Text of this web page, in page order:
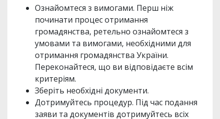
Ознайомтеся з вимогами. Перш ніж
починати процес отримання
громадянства, ретельно ознайомтеся з
умовами та вимогами, необхідними для
отримання громадянства України.
Переконайтеся, що ви відповідаєте всім
критеріям.
Зберіть необхідні документи.
Дотримуйтесь процедур. Під час подання
заяви та документів дотримуйтесь всіх